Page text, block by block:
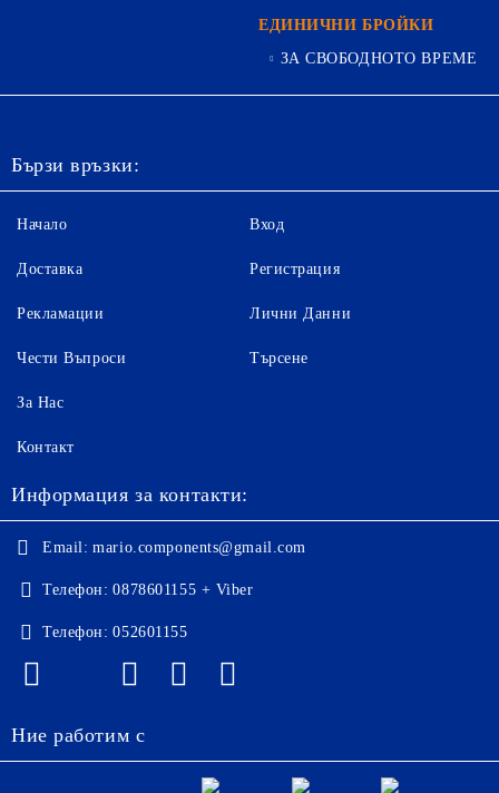
ЕДИНИЧНИ БРОЙКИ
ЗА СВОБОДНОТО ВРЕМЕ
Бързи връзки:
Начало
Доставка
Рекламации
Чести Въпроси
Вход
Регистрация
Лични Данни
Търсене
За Нас
Контакт
Информация за контакти:
Email: mario.components@gmail.com
Телефон: 0878601155 + Viber
Телефон: 052601155
Ние работим с